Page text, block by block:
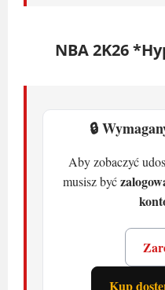
System:
AMD Ryzen 5
Karta
RTX 2070 8
Miejsce na
NBA 2K26 -
NBA 2K26
🔒
Aby zobaczyć
musisz być
Kup